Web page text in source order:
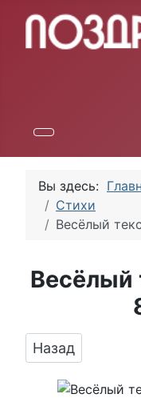
Вы здесь:
Стихи
Весёлый
Весёлый
Предыдущий:
Назад